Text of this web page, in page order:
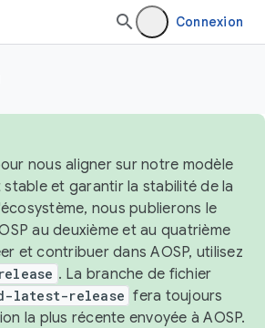
Connexion
nous aligner sur notre modèle
et garantir la stabilité de la
nous publierons le
au deuxième et au quatrième
et contribuer dans AOSP, utilisez
. La branche de fichier
latest-release fera toujours
la plus récente envoyée à AOSP.